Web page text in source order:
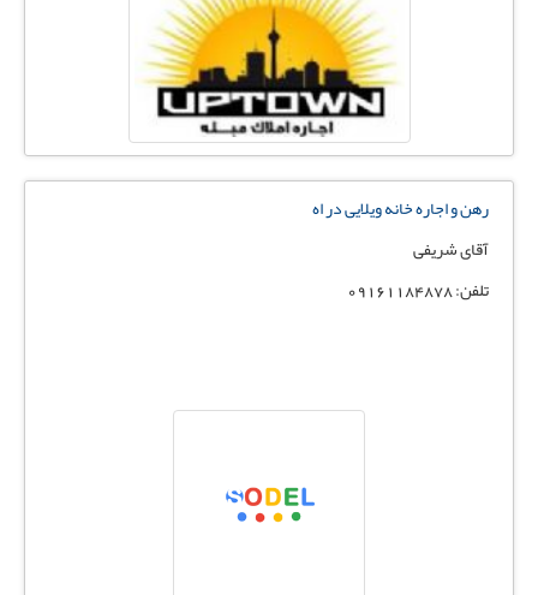
رهن و اجاره خانه ویلایی در اه
آقای شریفی
تلفن: 09161184878